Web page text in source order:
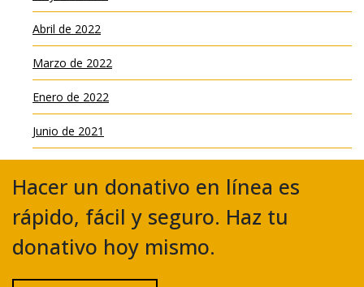
Abril de 2022
Marzo de 2022
Enero de 2022
Junio de 2021
Hacer un donativo en línea es
rápido, fácil y seguro. Haz tu
donativo hoy mismo.